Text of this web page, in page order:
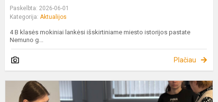
Paskelbta: 2026-06-01
Kategorija: Aktualijos
4 B klasės mokiniai lankėsi išskirtiniame miesto istorijos pastate
Nemuno g...
Plačiau